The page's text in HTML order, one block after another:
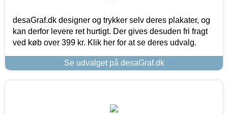
desaGraf.dk designer og trykker selv deres plakater, og
kan derfor levere ret hurtigt. Der gives desuden fri fragt
ved køb over 399 kr. Klik her for at se deres udvalg.
Se udvalget på desaGraf.dk